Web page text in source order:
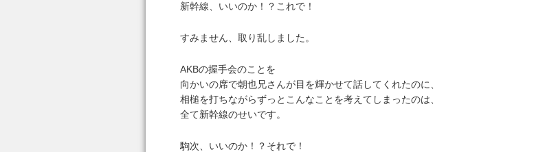
新幹線、いいのか！？これで！
すみません、取り乱しました。
AKBの握手会のことを
向かいの席で朝也兄さんが目を輝かせて話してくれたのに、
相槌を打ちながらずっとこんなことを考えてしまったのは、
全て新幹線のせいです。
駒次、いいのか！？それで！